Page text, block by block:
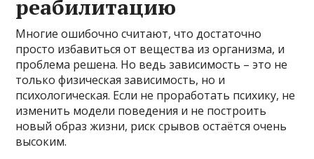
реабилитацию
Многие ошибочно считают, что достаточно
просто избавиться от вещества из организма, и
проблема решена. Но ведь зависимость – это не
только физическая зависимость, но и
психологическая. Если не проработать психику, не
изменить модели поведения и не построить
новый образ жизни, риск срывов остаётся очень
высоким.